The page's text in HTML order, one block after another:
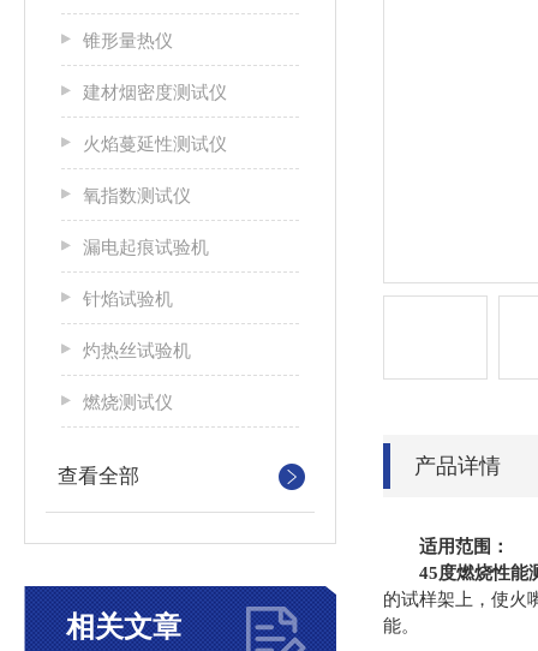
锥形量热仪
建材烟密度测试仪
火焰蔓延性测试仪
氧指数测试仪
漏电起痕试验机
针焰试验机
灼热丝试验机
燃烧测试仪
查看全部
相关文章
产品详情
适用范围：
45度燃烧性能
的试样架上，使火
能。